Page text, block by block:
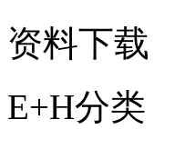
资料下载
E+H分类